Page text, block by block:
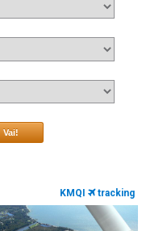
Vai!
KMQI tracking